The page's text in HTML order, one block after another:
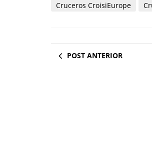
Cruceros CroisiEurope
POST ANTERIOR